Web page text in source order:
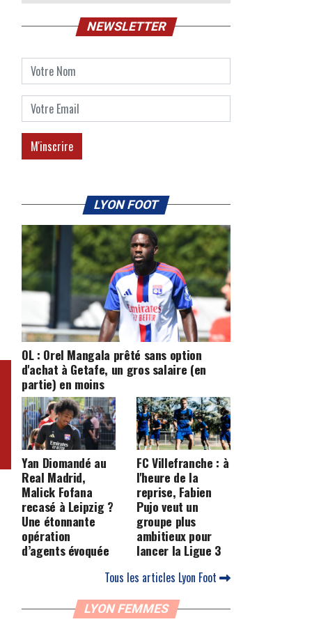
NEWSLETTER
LYON FOOT
OL : Orel Mangala prêté sans option
d'achat à Getafe, un gros salaire (en
partie) en moins
Yan Diomandé au
Real Madrid,
Malick Fofana
recasé à Leipzig ?
Une étonnante
opération
d’agents évoquée
FC Villefranche : à
l'heure de la
reprise, Fabien
Pujo veut un
groupe plus
ambitieux pour
lancer la Ligue 3
Tous les articles Lyon Foot
LYON FEMMES